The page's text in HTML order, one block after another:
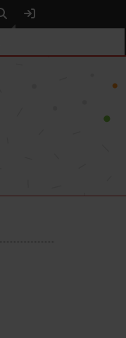
Keresés